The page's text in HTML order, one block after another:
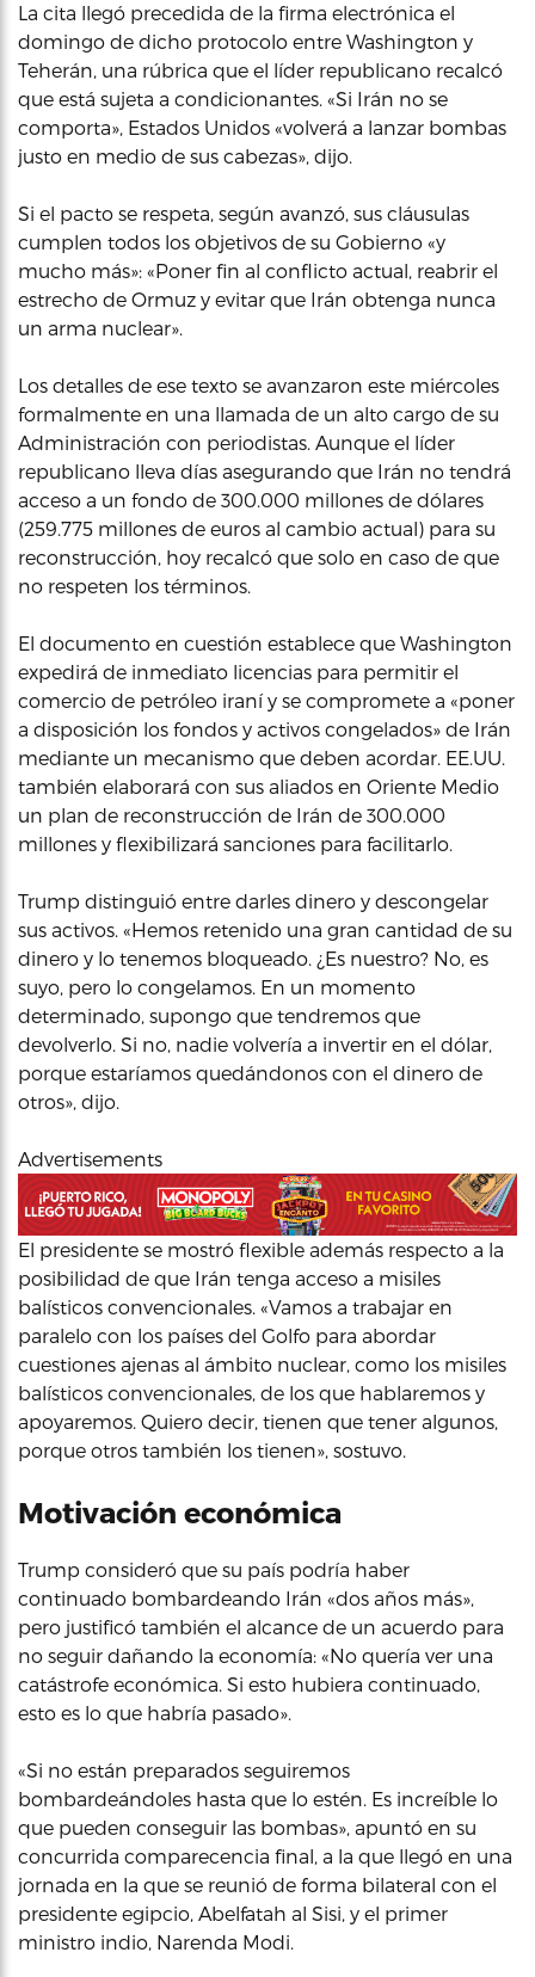
La cita llegó precedida de la firma electrónica el
domingo de dicho protocolo entre Washington y
Teherán, una rúbrica que el líder republicano recalcó
que está sujeta a condicionantes. «Si Irán no se
comporta», Estados Unidos «volverá a lanzar bombas
justo en medio de sus cabezas», dijo.
Si el pacto se respeta, según avanzó, sus cláusulas
cumplen todos los objetivos de su Gobierno «y
mucho más»: «Poner fin al conflicto actual, reabrir el
estrecho de Ormuz y evitar que Irán obtenga nunca
un arma nuclear».
Los detalles de ese texto se avanzaron este miércoles
formalmente en una llamada de un alto cargo de su
Administración con periodistas. Aunque el líder
republicano lleva días asegurando que Irán no tendrá
acceso a un fondo de 300.000 millones de dólares
(259.775 millones de euros al cambio actual) para su
reconstrucción, hoy recalcó que solo en caso de que
no respeten los términos.
El documento en cuestión establece que Washington
expedirá de inmediato licencias para permitir el
comercio de petróleo iraní y se compromete a «poner
a disposición los fondos y activos congelados» de Irán
mediante un mecanismo que deben acordar. EE.UU.
también elaborará con sus aliados en Oriente Medio
un plan de reconstrucción de Irán de 300.000
millones y flexibilizará sanciones para facilitarlo.
Trump distinguió entre darles dinero y descongelar
sus activos. «Hemos retenido una gran cantidad de su
dinero y lo tenemos bloqueado. ¿Es nuestro? No, es
suyo, pero lo congelamos. En un momento
determinado, supongo que tendremos que
devolverlo. Si no, nadie volvería a invertir en el dólar,
porque estaríamos quedándonos con el dinero de
otros», dijo.
Advertisements
El presidente se mostró flexible además respecto a la
posibilidad de que Irán tenga acceso a misiles
balísticos convencionales. «Vamos a trabajar en
paralelo con los países del Golfo para abordar
cuestiones ajenas al ámbito nuclear, como los misiles
balísticos convencionales, de los que hablaremos y
apoyaremos. Quiero decir, tienen que tener algunos,
porque otros también los tienen», sostuvo.
Motivación económica
Trump consideró que su país podría haber
continuado bombardeando Irán «dos años más»,
pero justificó también el alcance de un acuerdo para
no seguir dañando la economía: «No quería ver una
catástrofe económica. Si esto hubiera continuado,
esto es lo que habría pasado».
«Si no están preparados seguiremos
bombardeándoles hasta que lo estén. Es increíble lo
que pueden conseguir las bombas», apuntó en su
concurrida comparecencia final, a la que llegó en una
jornada en la que se reunió de forma bilateral con el
presidente egipcio, Abelfatah al Sisi, y el primer
ministro indio, Narenda Modi.